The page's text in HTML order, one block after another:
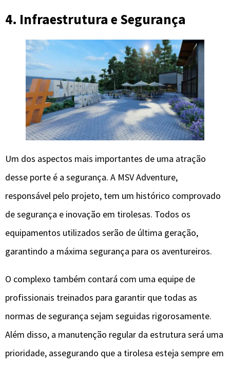
4. Infraestrutura e Segurança
Um dos aspectos mais importantes de uma atração
desse porte é a segurança. A MSV Adventure,
responsável pelo projeto, tem um histórico comprovado
de segurança e inovação em tirolesas. Todos os
equipamentos utilizados serão de última geração,
garantindo a máxima segurança para os aventureiros.
O complexo também contará com uma equipe de
profissionais treinados para garantir que todas as
normas de segurança sejam seguidas rigorosamente.
Além disso, a manutenção regular da estrutura será uma
prioridade, assegurando que a tirolesa esteja sempre em